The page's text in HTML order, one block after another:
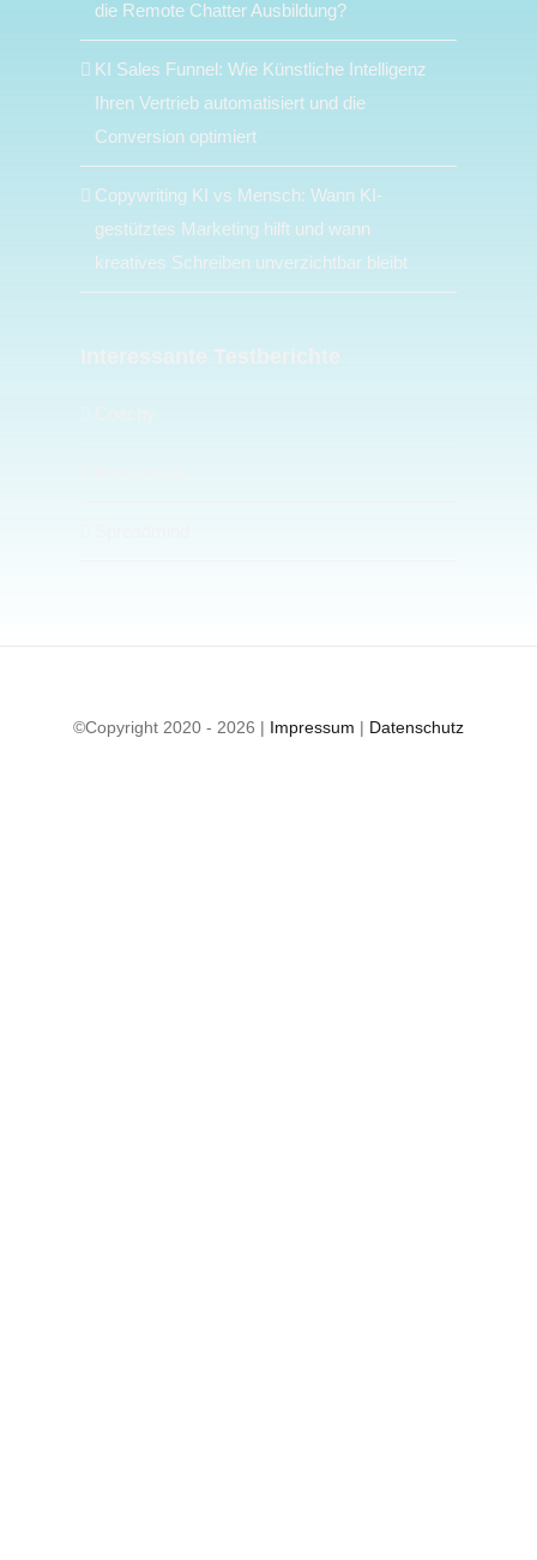
die Remote Chatter Ausbildung?
KI Sales Funnel: Wie Künstliche Intelligenz
Ihren Vertrieb automatisiert und die
Conversion optimiert
Copywriting KI vs Mensch: Wann KI-
gestütztes Marketing hilft und wann
kreatives Schreiben unverzichtbar bleibt
Interessante Testberichte
©Copyright 2020 - 2026 | Impressum | Datenschutz